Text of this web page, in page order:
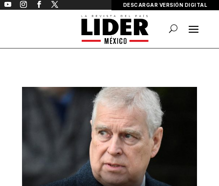
DESCARGAR VERSIÓN DIGITAL